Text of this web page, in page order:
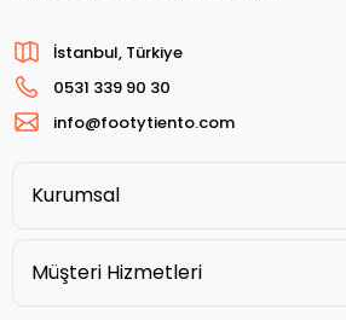
İstanbul, Türkiye
0531 339 90 30
info@footytiento.com
Kurumsal
Müşteri Hizmetleri